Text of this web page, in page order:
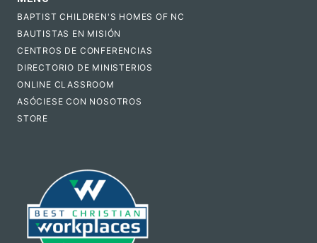
BAPTIST CHILDREN'S HOMES OF NC
BAUTISTAS EN MISIÓN
CENTROS DE CONFERENCIAS
DIRECTORIO DE MINISTERIOS
ONLINE CLASSROOM
ASÓCIESE CON NOSOTROS
STORE